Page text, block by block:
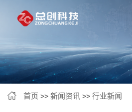
首页 >> 新闻资讯 >> 行业新闻